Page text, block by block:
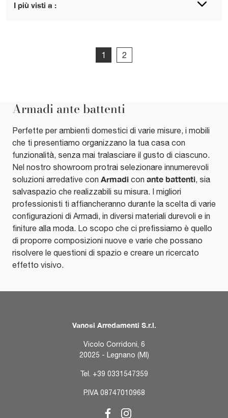
I più visti a :
1 2
Armadi ante battenti
Perfette per ambienti domestici di varie misure, i mobili
che ti presentiamo organizzano la tua casa con
funzionalità, senza mai tralasciare il gusto di ciascuno.
Nel nostro showroom protrai selezionare innumerevoli
soluzioni arredative con Armadi con ante battenti, sia
salvaspazio che realizzabili su misura. I migliori
professionisti ti affiancheranno durante la scelta di varie
configurazioni di Armadi, in diversi materiali durevoli e in
finiture alla moda. Lo scopo che ci prefissiamo è quello
di proporre composizioni nuove e varie che possano
risolvere le questioni di spazio e creare un ricercato
effetto visivo.
Vanosi Arredamenti S.r.l.
Vicolo Corridoni, 6
20025 - Legnano (MI)
Tel. +39 0331547359
P.IVA 08747010968